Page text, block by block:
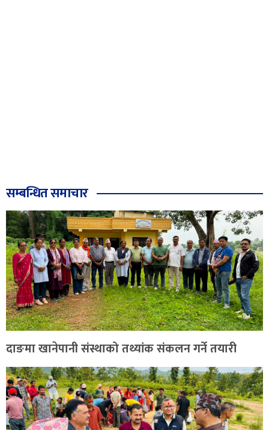
सम्बन्धित समाचार
दाङमा खानेपानी संस्थाको तथ्यांक संकलन गर्ने तयारी